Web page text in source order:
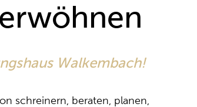
Walkembach!
schreinern, beraten, planen,